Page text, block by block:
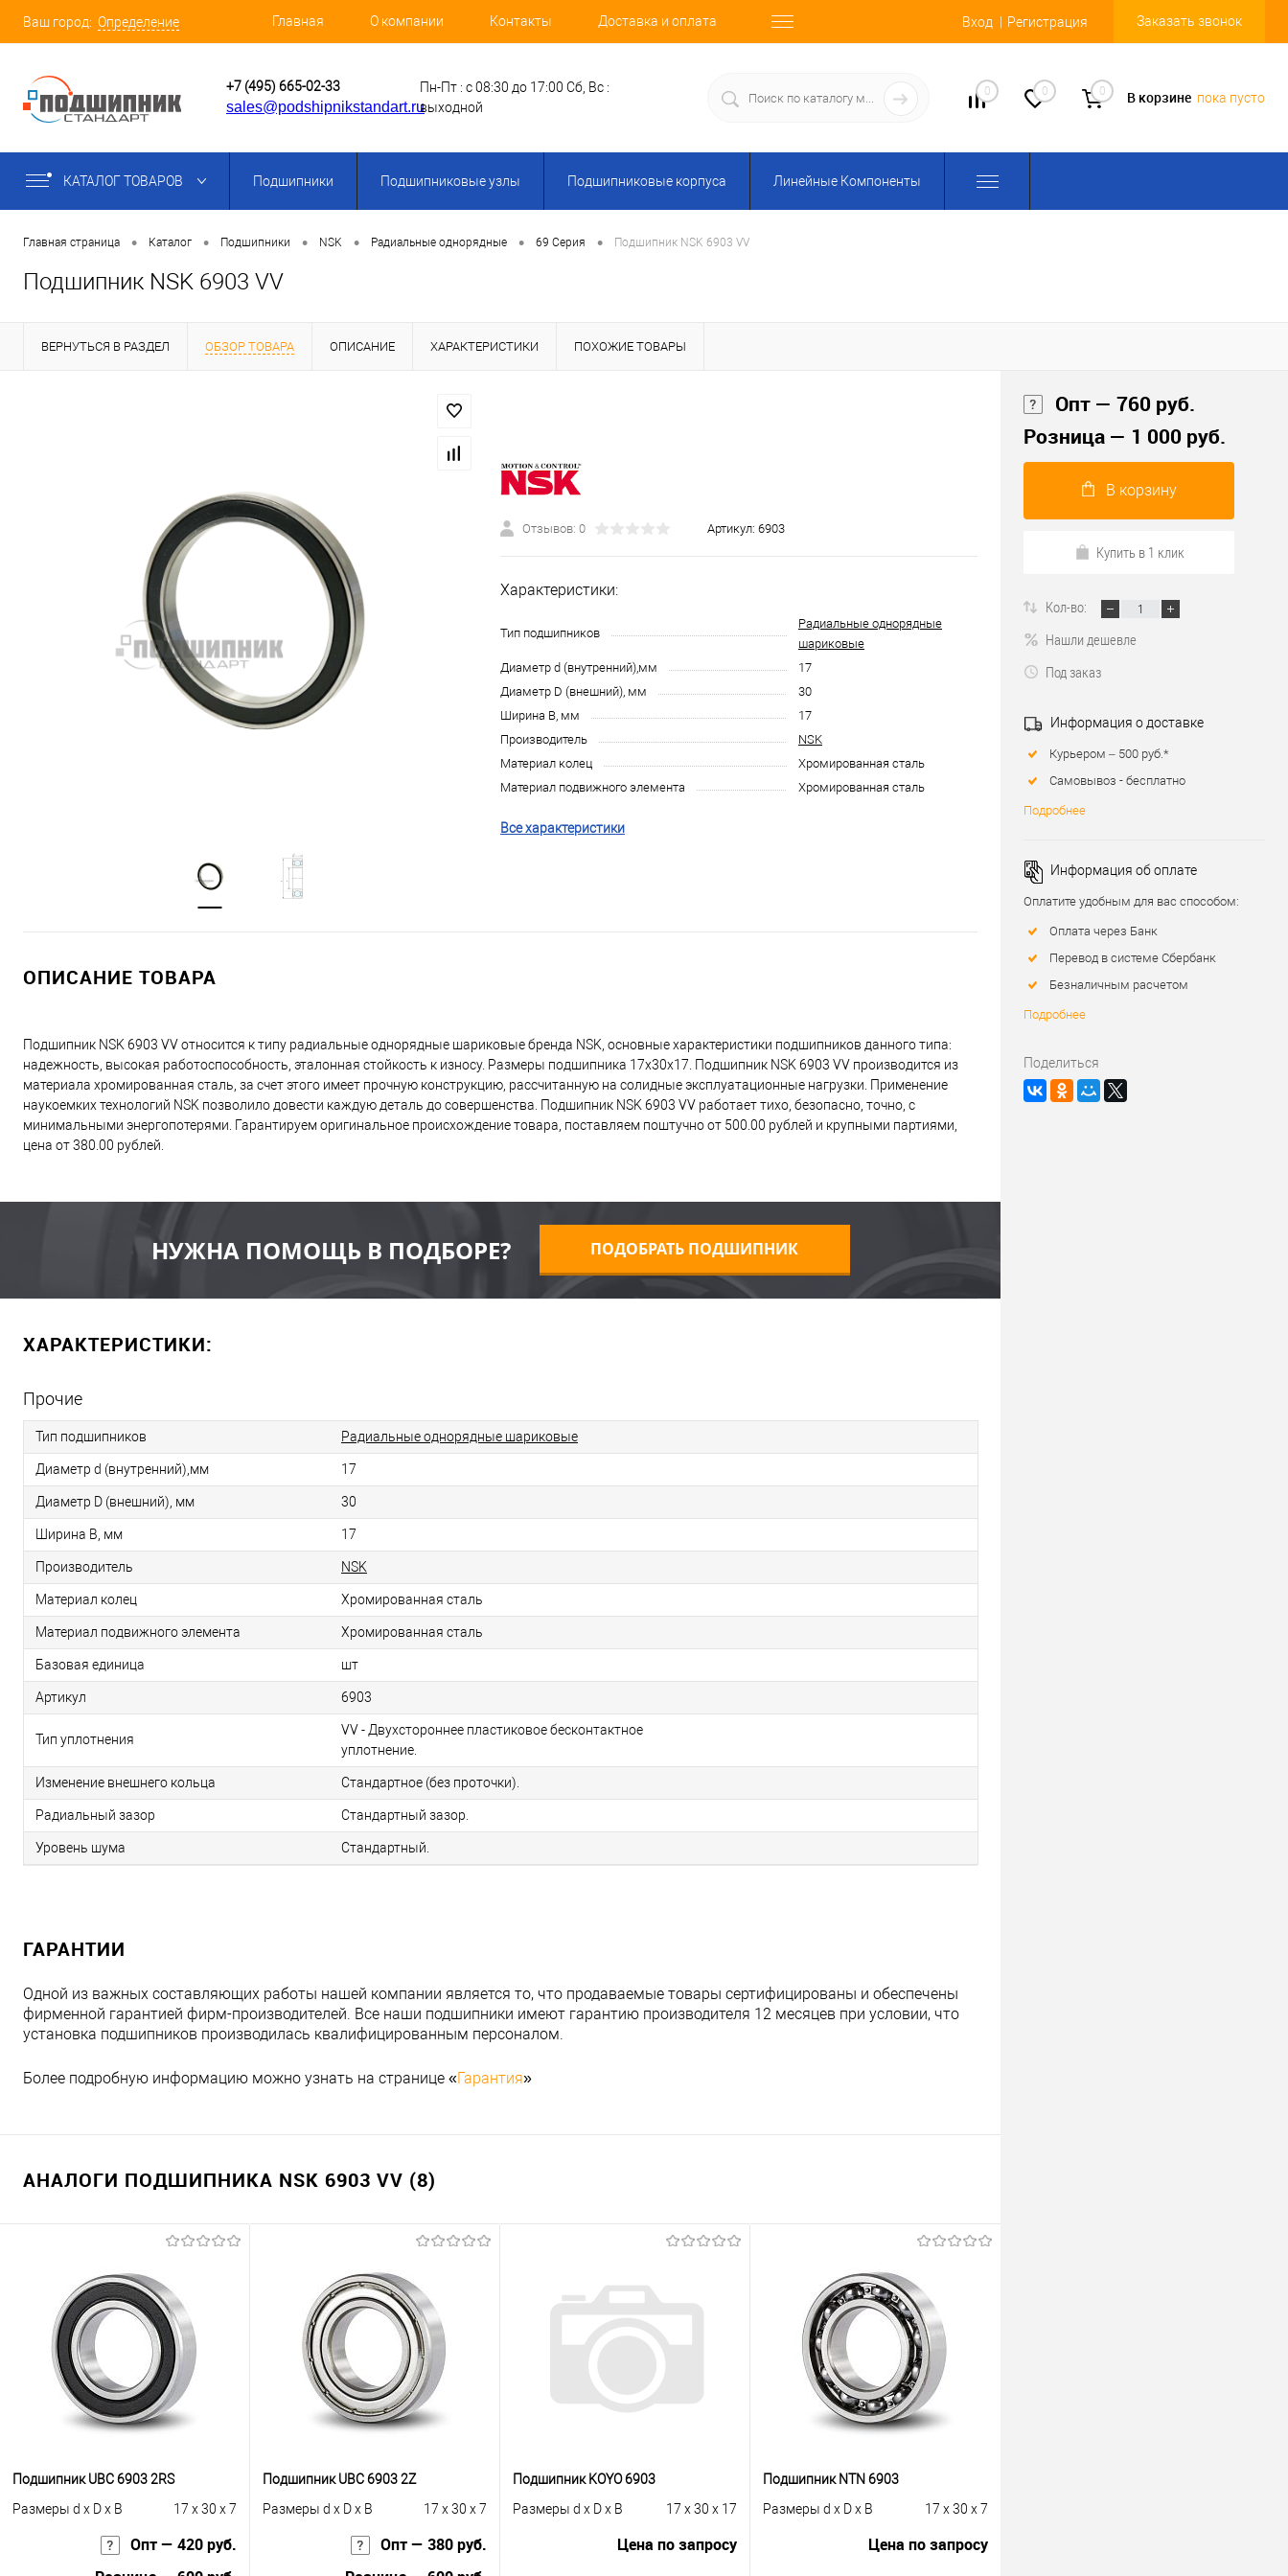
Ваш город: Определение Главная О компании Контакты Доставка и оплата Вход Регистрация Заказать звонок
+7 (495) 665-02-33
sales@podshipnikstandart.ru
Пн-Пт : с 08:30 до 17:00 Сб, Вс :
выходной
0 0 0 В корзине пока пусто
КАТАЛОГ ТОВАРОВ Подшипники Подшипниковые узлы Подшипниковые корпуса Линейные Компоненты
Главная страница • Каталог • Подшипники • NSK • Радиальные однорядные • 69 Серия • Подшипник NSK 6903 VV
Подшипник NSK 6903 VV
ВЕРНУТЬСЯ В РАЗДЕЛ ОБЗОР ТОВАРА ОПИСАНИЕ ХАРАКТЕРИСТИКИ ПОХОЖИЕ ТОВАРЫ
Отзывов: 0 Артикул: 6903
Характеристики:
Тип подшипников
Радиальные однорядные
шариковые
Диаметр d (внутренний),мм
17
Диаметр D (внешний), мм
30
Ширина B, мм
17
Производитель
NSK
Материал колец
Хромированная сталь
Материал подвижного элемента
Хромированная сталь
Все характеристики
ОПИСАНИЕ ТОВАРА
Подшипник NSK 6903 VV относится к типу радиальные однорядные шариковые бренда NSK, основные характеристики подшипников данного типа:
надежность, высокая работоспособность, эталонная стойкость к износу. Размеры подшипника 17x30x17. Подшипник NSK 6903 VV производится из
материала хромированная сталь, за счет этого имеет прочную конструкцию, рассчитанную на солидные эксплуатационные нагрузки. Применение
наукоемких технологий NSK позволило довести каждую деталь до совершенства. Подшипник NSK 6903 VV работает тихо, безопасно, точно, с
минимальными энергопотерями. Гарантируем оригинальное происхождение товара, поставляем поштучно от 500.00 рублей и крупными партиями,
цена от 380.00 рублей.
НУЖНА ПОМОЩЬ В ПОДБОРЕ? ПОДОБРАТЬ ПОДШИПНИК
ХАРАКТЕРИСТИКИ:
Прочие
Тип подшипников Радиальные однорядные шариковые
Диаметр d (внутренний),мм 17
Диаметр D (внешний), мм 30
Ширина B, мм 17
Производитель NSK
Материал колец Хромированная сталь
Материал подвижного элемента Хромированная сталь
Базовая единица шт
Артикул 6903
Тип уплотнения
VV - Двухстороннее пластиковое бесконтактное
уплотнение.
Изменение внешнего кольца Стандартное (без проточки).
Радиальный зазор Стандартный зазор.
Уровень шума Стандартный.
ГАРАНТИИ
Одной из важных составляющих работы нашей компании является то, что продаваемые товары сертифицированы и обеспечены
фирменной гарантией фирм-производителей. Все наши подшипники имеют гарантию производителя 12 месяцев при условии, что
установка подшипников производилась квалифицированным персоналом.
Более подробную информацию можно узнать на странице «Гарантия»
АНАЛОГИ ПОДШИПНИКА NSK 6903 VV (8)
Подшипник UBC 6903 2RS
Размеры d x D x B
17 x 30 x 7
Опт — 420 руб.
Подшипник UBC 6903 2Z
Размеры d x D x B
17 x 30 x 7
Опт — 380 руб.
Подшипник KOYO 6903
Размеры d x D x B
17 x 30 x 17
Цена по запросу
Подшипник NTN 6903
Размеры d x D x B
17 x 30 x 7
Цена по запросу
Опт — 760 руб.
Розница — 1 000 руб.
В корзину
Купить в 1 клик
Кол-во:
Нашли дешевле
Под заказ
Информация о доставке
Курьером – 500 руб.*
Самовывоз - бесплатно
Подробнее
Информация об оплате
Оплатите удобным для вас способом:
Оплата через Банк
Перевод в системе Сбербанк
Безналичным расчетом
Подробнее
Поделиться